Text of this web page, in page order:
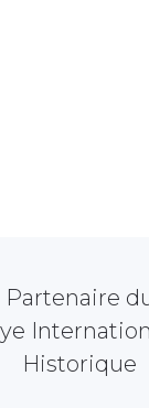
Partenaire
Historique